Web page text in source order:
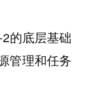
的底层基础
管理和任务